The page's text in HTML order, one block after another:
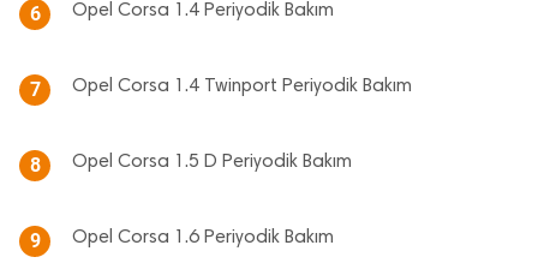
6 Opel Corsa 1.4 Periyodik Bakım
7 Opel Corsa 1.4 Twinport Periyodik Bakım
8 Opel Corsa 1.5 D Periyodik Bakım
9 Opel Corsa 1.6 Periyodik Bakım